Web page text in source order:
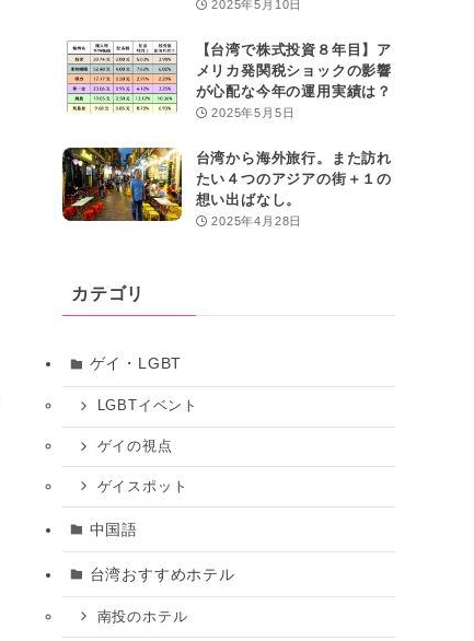
2025年5月10日
【台湾で株式投資８年目】ア
メリカ発関税ショックの影響
が心配な今年の運用実績は？
2025年5月5日
台湾から海外旅行。また訪れ
たい４つのアジアの街＋１の
想い出ばなし。
2025年4月28日
カテゴリ
ゲイ・LGBT
LGBTイベント
ゲイの視点
ゲイスポット
中国語
台湾おすすめホテル
南投のホテル